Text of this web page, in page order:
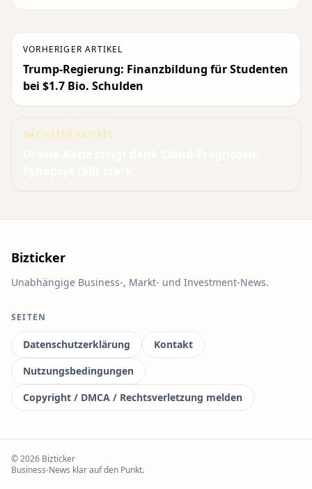
VORHERIGER ARTIKEL
Trump-Regierung: Finanzbildung für Studenten
bei $1.7 Bio. Schulden
NÄCHSTER ARTIKEL
Bizticker
Unabhängige Business-, Markt- und Investment-News.
SEITEN
Datenschutzerklärung
Kontakt
Nutzungsbedingungen
Copyright / DMCA / Rechtsverletzung melden
© 2026 Bizticker
Business-News klar auf den Punkt.